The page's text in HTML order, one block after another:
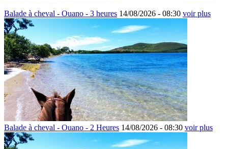
Balade à cheval - Ouano - 3 heures 14/08/2026 - 08:30 voir plus
Balade à cheval - Ouano - 2 Heures 14/08/2026 - 08:30 voir plus